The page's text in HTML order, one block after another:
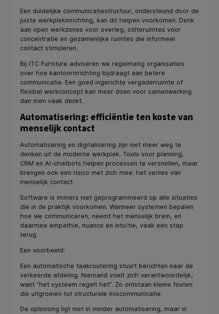
Een duidelijke communicatiestructuur, ondersteund door de
juiste werkplekinrichting, kan dit helpen voorkomen. Denk
aan open werkzones voor overleg, stilteruimtes voor
concentratie en gezamenlijke ruimtes die informeel
contact stimuleren.
Bij ITC Furniture adviseren we regelmatig organisaties
over hoe kantoorinrichting bijdraagt aan betere
communicatie. Een goed ingerichte vergaderruimte of
flexibel werkconcept kan meer doen voor samenwerking
dan men vaak denkt.
Automatisering: efficiëntie ten koste van
menselijk contact
Automatisering en digitalisering zijn niet meer weg te
denken uit de moderne werkplek. Tools voor planning,
CRM en AI-chatbots helpen processen te versnellen, maar
brengen ook een risico met zich mee: het verlies van
menselijk contact.
Software is immers niet geprogrammeerd op alle situaties
die in de praktijk voorkomen. Wanneer systemen bepalen
hoe we communiceren, neemt het menselijk brein, en
daarmee empathie, nuance en intuïtie, vaak een stap
terug.
Een voorbeeld:
Een automatische taakroutering stuurt berichten naar de
verkeerde afdeling. Niemand voelt zich verantwoordelijk,
want “het systeem regelt het”. Zo ontstaan kleine fouten
die uitgroeien tot structurele miscommunicatie.
De oplossing ligt niet in minder automatisering, maar in